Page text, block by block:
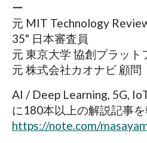
ー
元 MIT Technology
35" 日本審査員
元 東京大学 協創プラット
元 株式会社カオナビ 顧問
AI / Deep Learning, 5G,
に180本以上の解説記事
https://note.com/